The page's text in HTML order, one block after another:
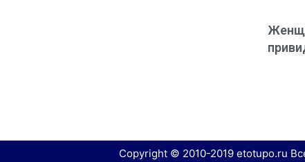
Copyright © 2010-2019 etotupo.ru